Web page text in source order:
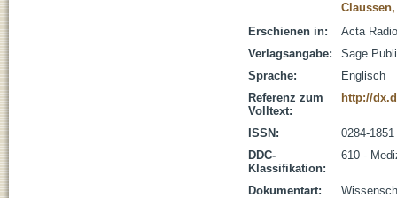
Erschienen in:
Acta
Verlagsangabe:
Sage
Sprache:
Englisch
Referenz zum
Volltext:
http://
ISSN:
0284-1851
DDC-
Klassifikation:
610 -
Dokumentart: